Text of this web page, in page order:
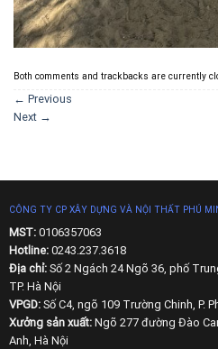
Both comments and trackbacks are currently
← Previous
Next →
CÔNG TY CP XÂY DỰNG VÀ NỘI THẤT PHÚ
MST: 0106357063
Hotline:0243.237.3618
Địa chỉ:Số 2 Ngách 24 Ngõ 36, phố
TP. Hà Nội
VPGD:Số C4, ngõ 109 Trường Chinh, P.
Xưởng sản xuất:Ngõ 277 đường Đào
Anh, Hà Nội